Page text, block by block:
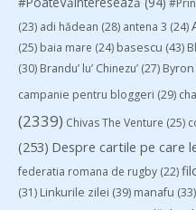
(23) adi hădean (28) antena 3 (24)
(25) baia mare (24) basescu (43)
(30) Brandu’ lu’ Chinezu’ (27) Byron
campanie pentru bloggeri (29)
(2339) Chivas The Venture (25)
(253) Despre cartile pe care
federatia romana de rugby (22)
(31) Linkurile zilei (39) manafu (33)